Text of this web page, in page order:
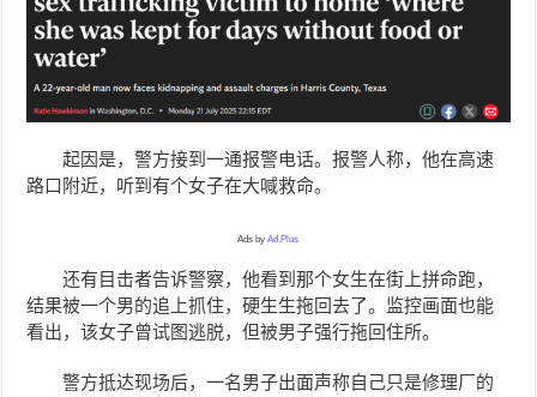
起因是，警方接到一通报警电话。报警人称，他在高速
路口附近，听到有个女子在大喊救命。
Ads byAd.Plus
还有目击者告诉警察，他看到那个女生在街上拼命跑，
结果被一个男的追上抓住，硬生生拖回去了。监控画面也能
看出，该女子曾试图逃脱，但被男子强行拖回住所。
警方抵达现场后，一名男子出面声称自己只是修理厂的